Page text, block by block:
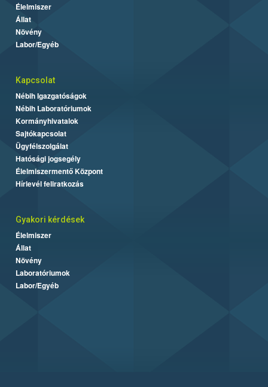
Élelmiszer
Állat
Növény
Labor/Egyéb
Kapcsolat
Nébih Igazgatóságok
Nébih Laboratóriumok
Kormányhivatalok
Sajtókapcsolat
Ügyfélszolgálat
Hatósági jogsegély
Élelmiszermentő Központ
Hírlevél feliratkozás
Gyakori kérdések
Élelmiszer
Állat
Növény
Laboratóriumok
Labor/Egyéb